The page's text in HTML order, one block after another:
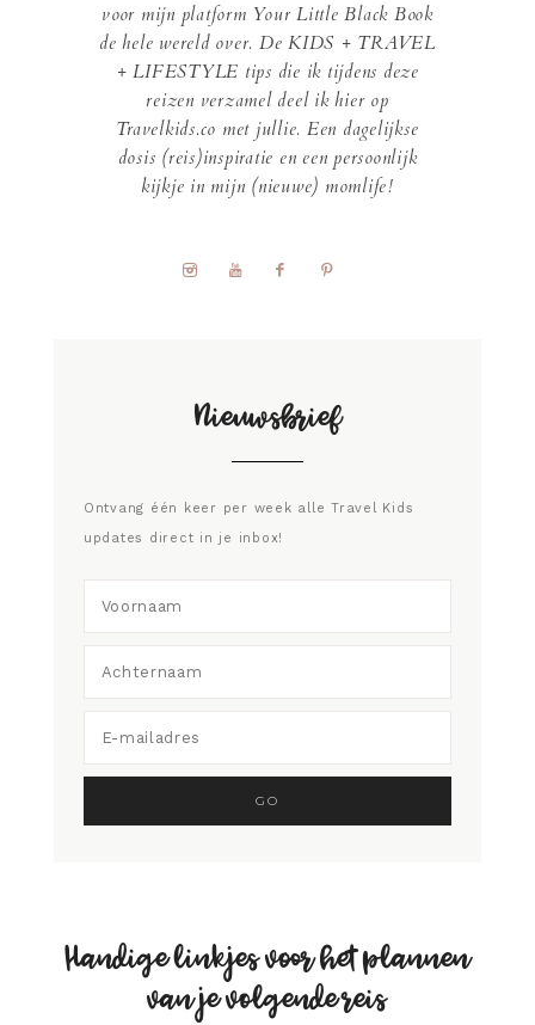
voor mijn platform Your Little Black Book
de hele wereld over. De KIDS + TRAVEL
+ LIFESTYLE tips die ik tijdens deze
reizen verzamel deel ik hier op
Travelkids.co met jullie. Een dagelijkse
dosis (reis)inspiratie en een persoonlijk
kijkje in mijn (nieuwe) momlife!
Nieuwsbrief
Ontvang één keer per week alle Travel Kids
updates direct in je inbox!
Handige linkjes voor het plannen
van je volgende reis